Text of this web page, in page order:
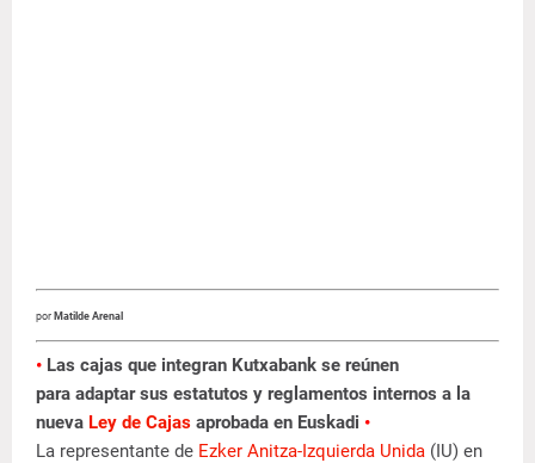
por Matilde Arenal
• Las cajas que integran Kutxabank se reúnen
para adaptar sus estatutos y reglamentos internos a la
nueva Ley de Cajas aprobada en Euskadi •
La representante de Ezker Anitza-Izquierda Unida (IU) en